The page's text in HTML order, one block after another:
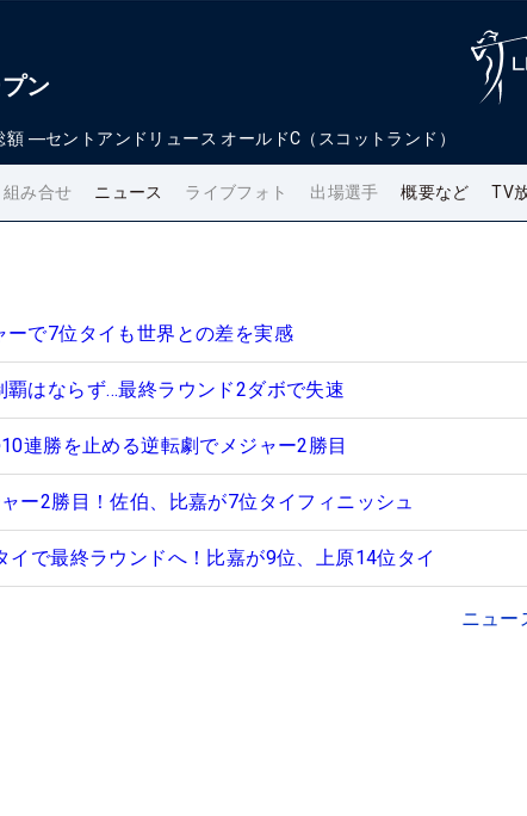
ン
額 ―セントアンドリュース オールドC（スコットランド）
組み合せ ニュース ライブフォト 出場選手 概要など TV
ーで7位タイも世界との差を実感
覇はならず…最終ラウンド2ダボで失速
連勝を止める逆転劇でメジャー2勝目
ー2勝目！佐伯、比嘉が7位タイフィニッシュ
イで最終ラウンドへ！比嘉が9位、上原14位タイ
ニュー